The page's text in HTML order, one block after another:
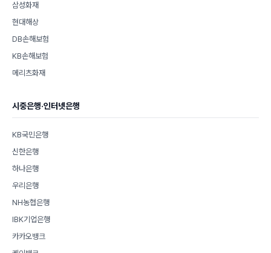
삼성화재
현대해상
DB손해보험
KB손해보험
메리츠화재
시중은행·인터넷은행
KB국민은행
신한은행
하나은행
우리은행
NH농협은행
IBK기업은행
카카오뱅크